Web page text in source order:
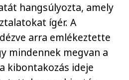
hangsúlyozta, amely
ígér. A
arra emlékeztette
mindennek megvan a
kibontakozás ideje